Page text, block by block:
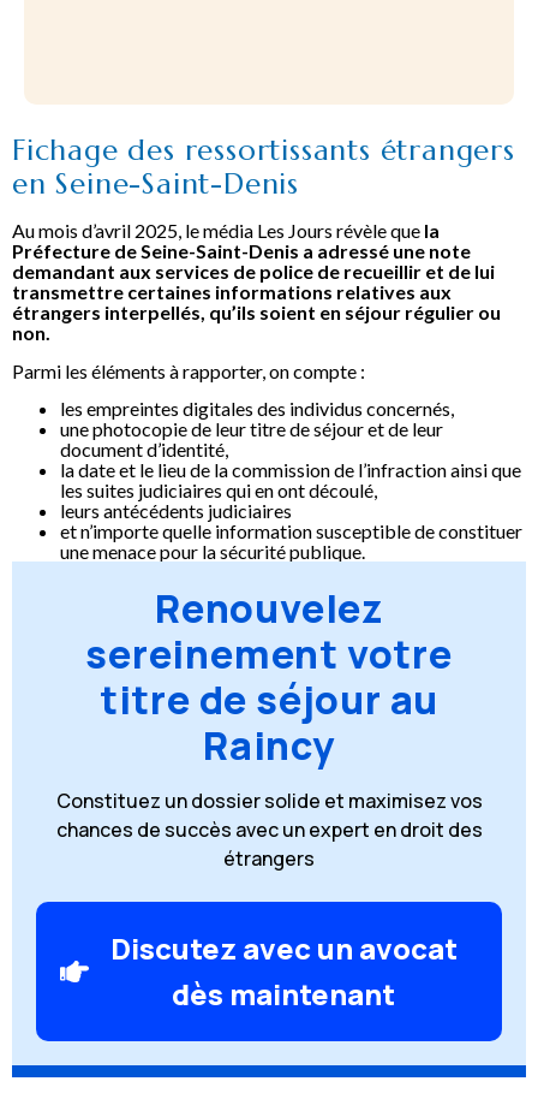
Fichage des ressortissants étrangers
en Seine-Saint-Denis
Au mois d’avril 2025, le média Les Jours révèle que la
Préfecture de Seine-Saint-Denis a adressé une note
demandant aux services de police de recueillir et de lui
transmettre certaines informations relatives aux
étrangers interpellés, qu’ils soient en séjour régulier ou
non.
Parmi les éléments à rapporter, on compte :
les empreintes digitales des individus concernés,
une photocopie de leur titre de séjour et de leur
document d’identité,
la date et le lieu de la commission de l’infraction ainsi que
les suites judiciaires qui en ont découlé,
leurs antécédents judiciaires
et n’importe quelle information susceptible de constituer
une menace pour la sécurité publique.
Renouvelez
sereinement votre
titre de séjour au
Raincy
Constituez un dossier solide et maximisez vos
chances de succès avec un expert en droit des
étrangers
Discutez avec un avocat
dès maintenant